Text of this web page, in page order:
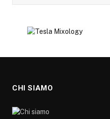
CHI SIAMO